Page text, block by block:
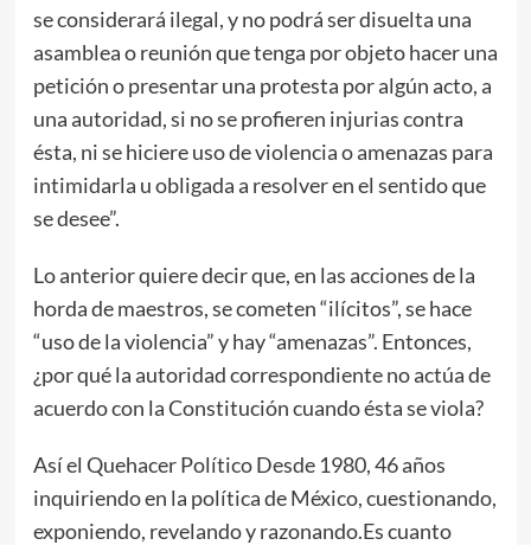
se considerará ilegal, y no podrá ser disuelta una
asamblea o reunión que tenga por objeto hacer una
petición o presentar una protesta por algún acto, a
una autoridad, si no se profieren injurias contra
ésta, ni se hiciere uso de violencia o amenazas para
intimidarla u obligada a resolver en el sentido que
se desee”.
Lo anterior quiere decir que, en las acciones de la
horda de maestros, se cometen “ilícitos”, se hace
“uso de la violencia” y hay “amenazas”. Entonces,
¿por qué la autoridad correspondiente no actúa de
acuerdo con la Constitución cuando ésta se viola?
Así el Quehacer Político Desde 1980, 46 años
inquiriendo en la política de México, cuestionando,
exponiendo, revelando y razonando.Es cuanto